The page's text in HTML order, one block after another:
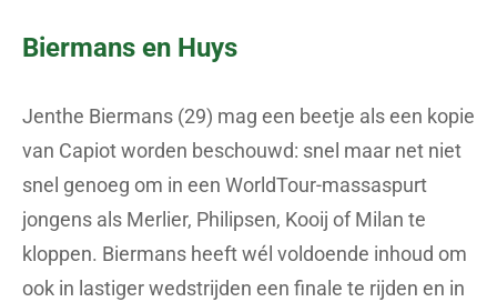
Biermans en Huys
Jenthe Biermans (29) mag een beetje als een kopie
van Capiot worden beschouwd: snel maar net niet
snel genoeg om in een WorldTour-massaspurt
jongens als Merlier, Philipsen, Kooij of Milan te
kloppen. Biermans heeft wél voldoende inhoud om
ook in lastiger wedstrijden een finale te rijden en in